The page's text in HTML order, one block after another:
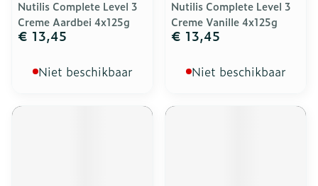
Nutilis Complete Level 3
Creme Aardbei 4x125g
€ 13,45
Niet beschikbaar
Nutilis Complete Level 3
Creme Vanille 4x125g
€ 13,45
Niet beschikbaar